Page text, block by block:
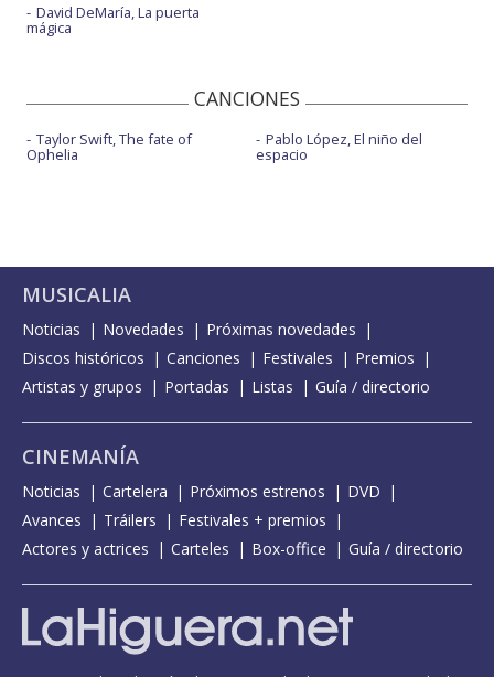
David DeMaría, La puerta
mágica
CANCIONES
Taylor Swift, The fate of
Ophelia
Pablo López, El niño del
espacio
MUSICALIA
Noticias Novedades
Próximas novedades
Discos históricos
Canciones Festivales
Premios
Artistas y grupos
Portadas Listas Guía / directorio
CINEMANÍA
Noticias Cartelera Próximos estrenos
DVD
Avances
Tráilers
Festivales + premios
Actores y actrices
Carteles Box-office Guía / directorio